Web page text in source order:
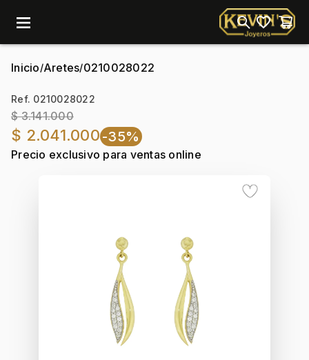
menu
Inicio/Aretes/0210028022
Ref. 0210028022
$ 3.141.000
$ 2.041.000 -35%
Precio exclusivo para ventas online